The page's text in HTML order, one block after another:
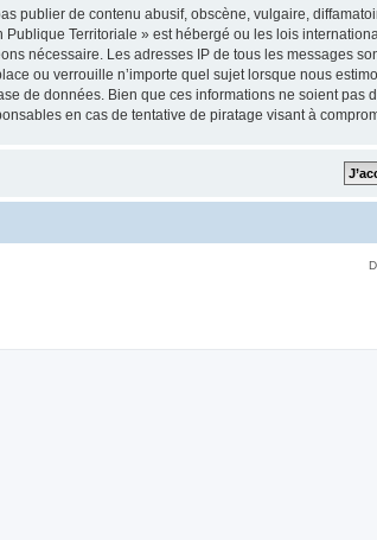
publier de contenu abusif, obscène, vulgaire,
Publique Territoriale » est hébergé ou les lois
nécessaire. Les adresses IP de tous les messages
ou verrouille n’importe quel sujet lorsque nous
de données. Bien que ces informations ne soient
en cas de tentative de piratage visant à